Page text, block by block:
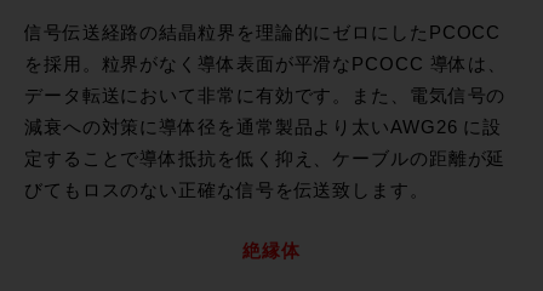
信号伝送経路の結晶粒界を理論的にゼロにしたPCOCC
を採用。粒界がなく導体表面が平滑なPCOCC 導体は、
データ転送において非常に有効です。また、電気信号の
減衰への対策に導体径を通常製品より太いAWG26 に設
定することで導体抵抗を低く抑え、ケーブルの距離が延
びてもロスのない正確な信号を伝送致します。
絶縁体